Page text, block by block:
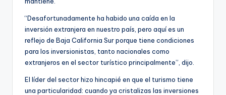
“Desafortunadamente ha habido una caída en la
inversión extranjera en nuestro país, pero aquí es un
reflejo de Baja California Sur porque tiene condiciones
para los inversionistas, tanto nacionales como
extranjeros en el sector turístico principalmente”, dijo.
El líder del sector hizo hincapié en que el turismo tiene
una particularidad: cuando ya cristalizas las inversiones